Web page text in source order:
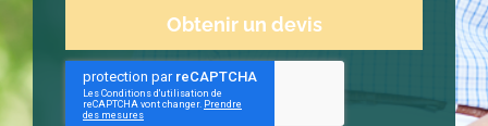
Obtenir un devis